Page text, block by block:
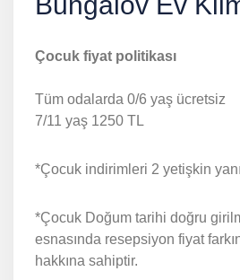
Çocuk fiyat politikası
Tüm odalarda 0/6 yaş ücretsiz
7/11 yaş 1250 TL
*Çocuk indirimleri 2 yetişkin
*Çocuk Doğum tarihi doğru
esnasında resepsiyon fiyat
hakkına sahiptir.